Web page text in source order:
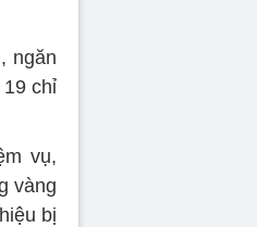
ngăn
chỉ
vụ,
vàng
bị